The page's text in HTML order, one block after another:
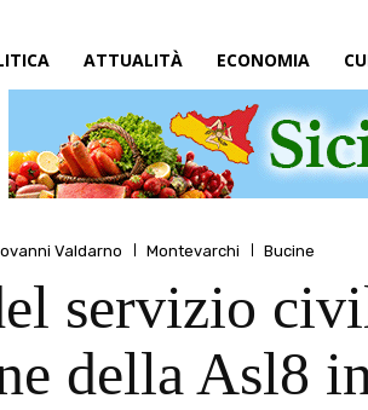
ATTUALITÀ ECONOMIA
Valdarno Montevarchi Bucine
servizio
della Asl8